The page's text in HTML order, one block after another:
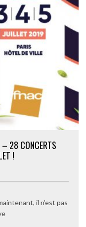
28 CONCERTS
!
il n’est pas